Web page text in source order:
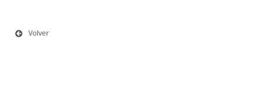
Volver